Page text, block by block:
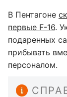
В Пентагоне
первые F-16.
подаренных
прибывать
персоналом.